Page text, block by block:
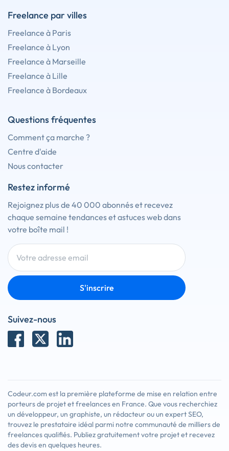
Freelance par villes
Freelance à Paris
Freelance à Lyon
Freelance à Marseille
Freelance à Lille
Freelance à Bordeaux
Questions fréquentes
Comment ça marche ?
Centre d'aide
Nous contacter
Restez informé
Rejoignez plus de 40 000 abonnés et recevez
chaque semaine tendances et astuces web dans
votre boîte mail !
S'inscrire
Suivez-nous
Codeur.com est la première plateforme de mise en relation entre
porteurs de projet et freelances en France. Que vous recherchiez
un développeur, un graphiste, un rédacteur ou un expert SEO,
trouvez le prestataire idéal parmi notre communauté de milliers de
freelances qualifiés. Publiez gratuitement votre projet et recevez
des devis en quelques heures.